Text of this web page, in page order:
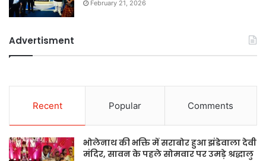
February 21, 2026
Advertisment
Recent Popular Comments
भोलेनाथ की भक्ति में सराबोर हुआ झंडेवाला देवी
मंदिर, सावन के पहले सोमवार पर उमड़े श्रद्धालु